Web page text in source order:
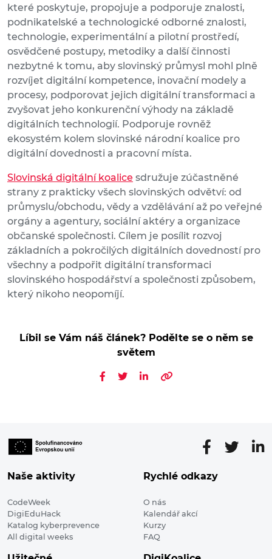
které poskytuje, propojuje a podporuje znalosti,
podnikatelské a technologické odborné znalosti,
technologie, experimentální a pilotní prostředí,
osvědčené postupy, metodiky a další činnosti
nezbytné k tomu, aby slovinský průmysl mohl plně
rozvíjet digitální kompetence, inovační modely a
procesy, podporovat jejich digitální transformaci a
zvyšovat jeho konkurenční výhody na základě
digitálních technologií. Podporuje rovněž
ekosystém kolem slovinské národní koalice pro
digitální dovednosti a pracovní místa.
Slovinská digitální koalice sdružuje zúčastněné
strany z prakticky všech slovinských odvětví: od
průmyslu/obchodu, vědy a vzdělávání až po veřejné
orgány a agentury, sociální aktéry a organizace
občanské společnosti. Cílem je posílit rozvoj
základních a pokročilých digitálních dovedností pro
všechny a podpořit digitální transformaci
slovinského hospodářství a společnosti způsobem,
který nikoho neopomíjí.
Líbil se Vám náš článek? Podělte se o něm se
světem
Naše aktivity
CodeWeek
DigiEduHack
Katalog kyberprevence
All digital weeks
Rychlé odkazy
O nás
Kalendář akcí
Kurzy
FAQ